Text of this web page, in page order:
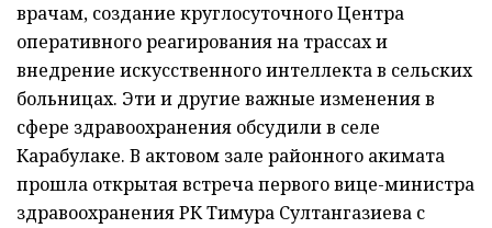
врачам, создание круглосуточного Центра
оперативного реагирования на трассах и
внедрение искусственного интеллекта в сельских
больницах. Эти и другие важные изменения в
сфере здравоохранения обсудили в селе
Карабулаке. В актовом зале районного акимата
прошла открытая встреча первого вице-министра
здравоохранения РК Тимура Султангазиева с